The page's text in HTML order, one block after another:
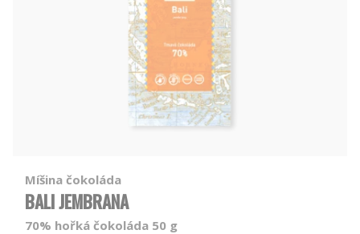
Míšina čokoláda
BALI JEMBRANA
70% hořká čokoláda 50 g